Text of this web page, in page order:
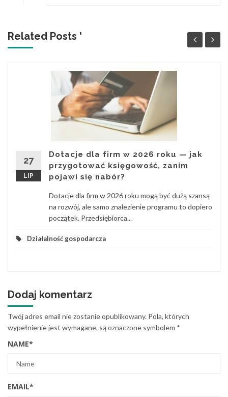
Related Posts '
27
LIP
Dotacje dla firm w 2026 roku — jak
przygotować księgowość, zanim
pojawi się nabór?
Dotacje dla firm w 2026 roku mogą być dużą szansą
na rozwój, ale samo znalezienie programu to dopiero
początek. Przedsiębiorca...
Działalność gospodarcza
Dodaj komentarz
Twój adres email nie zostanie opublikowany. Pola, których
wypełnienie jest wymagane, są oznaczone symbolem *
NAME*
EMAIL*